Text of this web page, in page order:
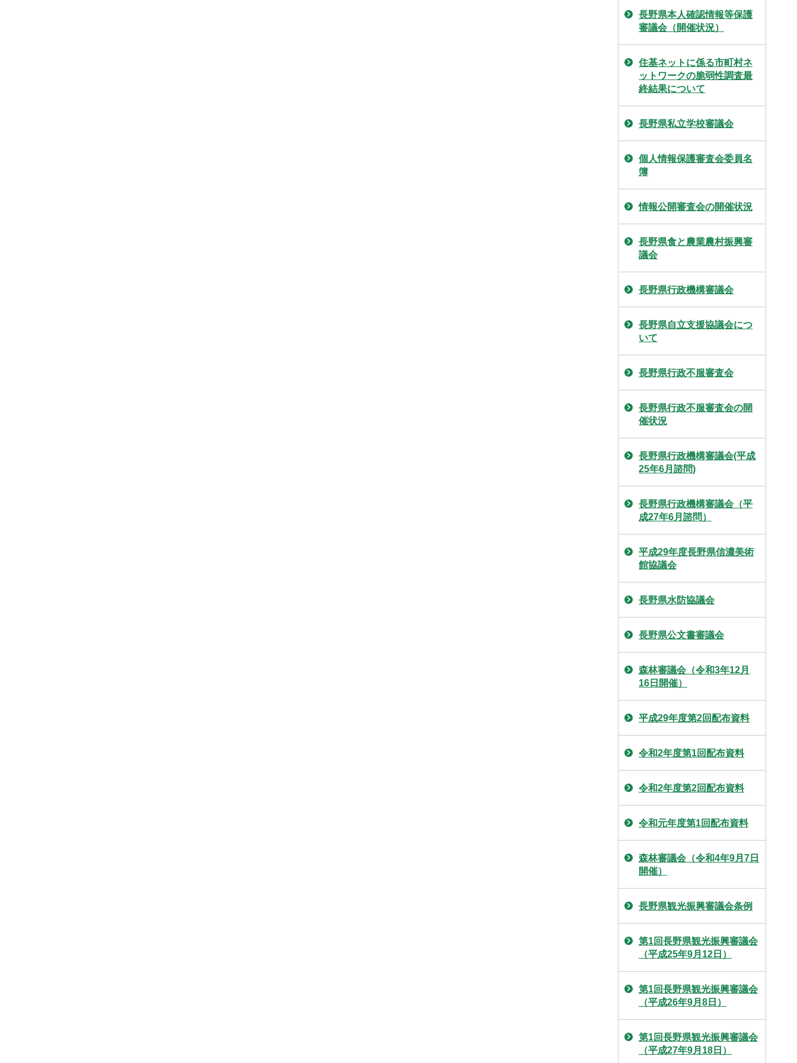
長野県本人確認情報等保護
審議会（開催状況）
住基ネットに係る市町村ネ
ットワークの脆弱性調査最
終結果について
長野県私立学校審議会
個人情報保護審査会委員名
簿
情報公開審査会の開催状況
長野県食と農業農村振興審
議会
長野県行政機構審議会
長野県自立支援協議会につ
いて
長野県行政不服審査会
長野県行政不服審査会の開
催状況
長野県行政機構審議会(平成
25年6月諮問)
長野県行政機構審議会（平
成27年6月諮問）
平成29年度長野県信濃美術
館協議会
長野県水防協議会
長野県公文書審議会
森林審議会（令和3年12月
16日開催）
平成29年度第2回配布資料
令和2年度第1回配布資料
令和2年度第2回配布資料
令和元年度第1回配布資料
森林審議会（令和4年9月7日
開催）
長野県観光振興審議会条例
第1回長野県観光振興審議会
（平成25年9月12日）
第1回長野県観光振興審議会
（平成26年9月8日）
第1回長野県観光振興審議会
（平成27年9月18日）